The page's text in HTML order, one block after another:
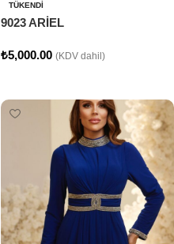
TÜKENDI
9023 ARİEL
₺5,000.00 (KDV dahil)